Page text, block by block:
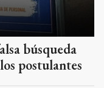
búsqueda
postulantes